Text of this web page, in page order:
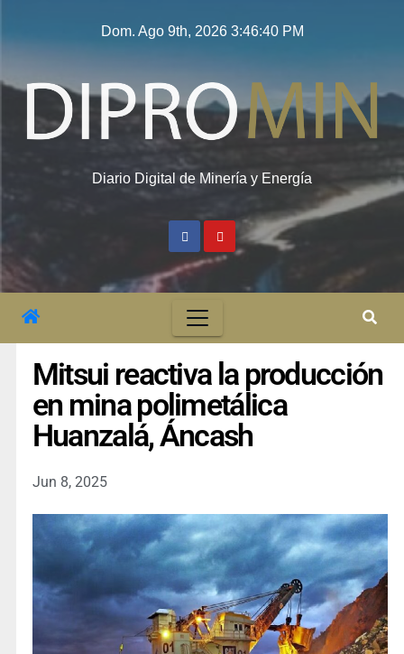
Dom. Ago 9th, 2026 3:46:40 PM
Diario Digital de Minería y Energía
Mitsui reactiva la producción
en mina polimetálica
Huanzalá, Áncash
Jun 8, 2025